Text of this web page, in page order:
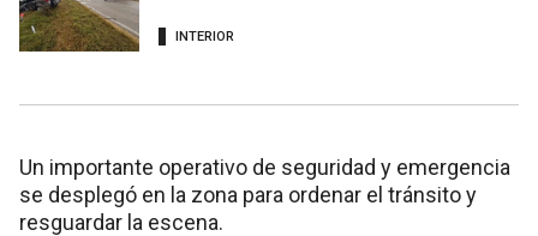
INTERIOR
Un importante operativo de seguridad y emergencia
se desplegó en la zona para ordenar el tránsito y
resguardar la escena.